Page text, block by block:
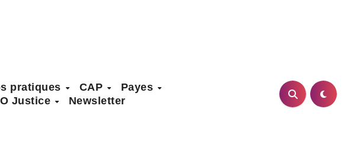
pratiques CAP
Payes
Justice Newsletter